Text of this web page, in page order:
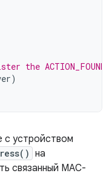
the
)
с устройством
на
связанный MAC-